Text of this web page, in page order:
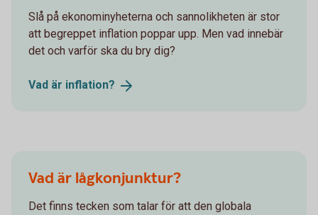
Slå på ekonominyheterna och sannolikheten är stor
att begreppet inflation poppar upp. Men vad innebär
det och varför ska du bry dig?
Vad är inflation?
Vad är lågkonjunktur?
Det finns tecken som talar för att den globala